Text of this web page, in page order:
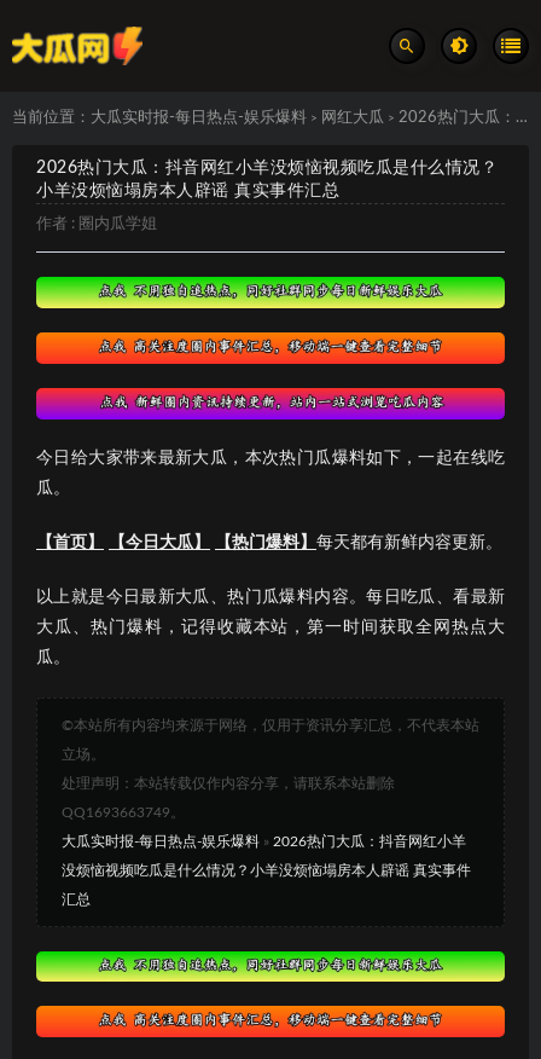
当前位置： 大瓜实时报-每日热点-娱乐爆料 > 网红大瓜 > 2026热门大瓜：抖音网红小羊没烦恼视频吃瓜是什么情况？小羊没烦恼塌房本人辟谣 真实事件汇总
2026热门大瓜：抖音网红小羊没烦恼视频吃瓜是什么情况？
小羊没烦恼塌房本人辟谣 真实事件汇总
作者 : 圈内瓜学姐
今日给大家带来最新大瓜，本次热门瓜爆料如下，一起在线吃
瓜。
【首页】 【今日大瓜】 【热门爆料】 每天都有新鲜内容更新。
以上就是今日最新大瓜、热门瓜爆料内容。每日吃瓜、看最新
大瓜、热门爆料，记得收藏本站，第一时间获取全网热点大
瓜。
©本站所有内容均来源于网络，仅用于资讯分享汇总，不代表本站
立场。
处理声明：本站转载仅作内容分享，请联系本站删除
QQ1693663749。
大瓜实时报-每日热点-娱乐爆料 » 2026热门大瓜：抖音网红小羊
没烦恼视频吃瓜是什么情况？小羊没烦恼塌房本人辟谣 真实事件
汇总